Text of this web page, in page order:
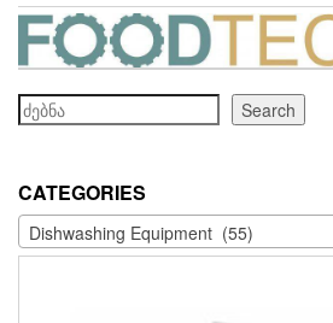
Search
Search
CATEGORIES
Dishwashing Equipment (55)